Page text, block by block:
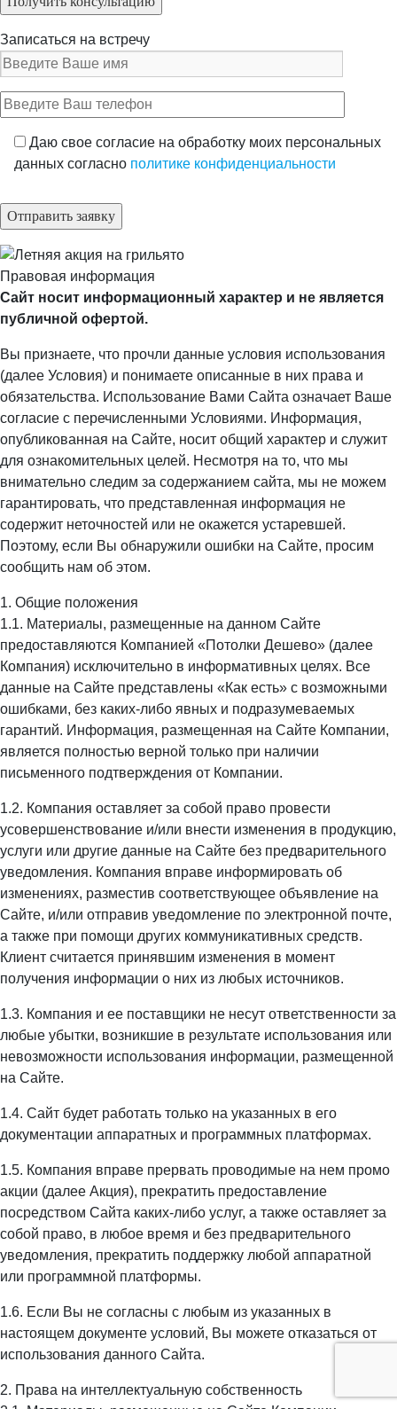
Записаться на встречу
Даю свое согласие на обработку моих персональных
данных согласно политике конфиденциальности
Правовая информация
Сайт носит информационный характер и не является
публичной офертой.
Вы признаете, что прочли данные условия использования
(далее Условия) и понимаете описанные в них права и
обязательства. Использование Вами Сайта означает Ваше
согласие с перечисленными Условиями. Информация,
опубликованная на Сайте, носит общий характер и служит
для ознакомительных целей. Несмотря на то, что мы
внимательно следим за содержанием сайта, мы не можем
гарантировать, что представленная информация не
содержит неточностей или не окажется устаревшей.
Поэтому, если Вы обнаружили ошибки на Сайте, просим
сообщить нам об этом.
1. Общие положения
1.1. Материалы, размещенные на данном Сайте
предоставляются Компанией «Потолки Дешево» (далее
Компания) исключительно в информативных целях. Все
данные на Сайте представлены «Как есть» с возможными
ошибками, без каких-либо явных и подразумеваемых
гарантий. Информация, размещенная на Сайте Компании,
является полностью верной только при наличии
письменного подтверждения от Компании.
1.2. Компания оставляет за собой право провести
усовершенствование и/или внести изменения в продукцию,
услуги или другие данные на Сайте без предварительного
уведомления. Компания вправе информировать об
изменениях, разместив соответствующее объявление на
Сайте, и/или отправив уведомление по электронной почте,
а также при помощи других коммуникативных средств.
Клиент считается принявшим изменения в момент
получения информации о них из любых источников.
1.3. Компания и ее поставщики не несут ответственности за
любые убытки, возникшие в результате использования или
невозможности использования информации, размещенной
на Сайте.
1.4. Сайт будет работать только на указанных в его
документации аппаратных и программных платформах.
1.5. Компания вправе прервать проводимые на нем промо
акции (далее Акция), прекратить предоставление
посредством Сайта каких-либо услуг, а также оставляет за
собой право, в любое время и без предварительного
уведомления, прекратить поддержку любой аппаратной
или программной платформы.
1.6. Если Вы не согласны с любым из указанных в
настоящем документе условий, Вы можете отказаться от
использования данного Сайта.
2. Права на интеллектуальную собственность